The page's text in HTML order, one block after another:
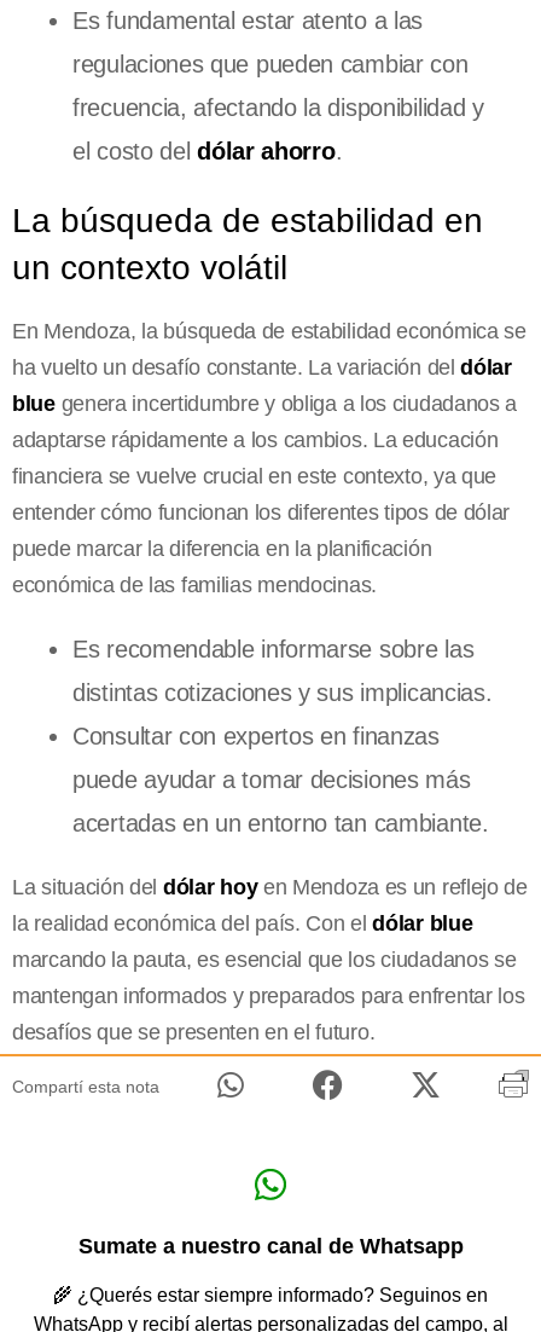
Es fundamental estar atento a las
regulaciones que pueden cambiar con
frecuencia, afectando la disponibilidad y
el costo deldólar ahorro.
La búsqueda de estabilidad en
un contexto volátil
En Mendoza, la búsqueda de estabilidad económica se
ha vuelto un desafío constante. La variación deldólar
bluegenera incertidumbre y obliga a los ciudadanos a
adaptarse rápidamente a los cambios. La educación
financiera se vuelve crucial en este contexto, ya que
entender cómo funcionan los diferentes tipos de dólar
puede marcar la diferencia en la planificación
económica de las familias mendocinas.
Es recomendable informarse sobre las
distintas cotizaciones y sus implicancias.
Consultar con expertos en finanzas
puede ayudar a tomar decisiones más
acertadas en un entorno tan cambiante.
La situación del dólar hoyen Mendoza es un reflejo de
la realidad económica del país. Con eldólar blue
marcando la pauta, es esencial que los ciudadanos se
mantengan informados y preparados para enfrentar los
desafíos que se presenten en el futuro.
Compartí esta nota
Sumate a nuestro canal de Whatsapp
🌾 ¿Querés estar siempre informado? Seguinos en
WhatsApp y recibí alertas personalizadas del campo, al